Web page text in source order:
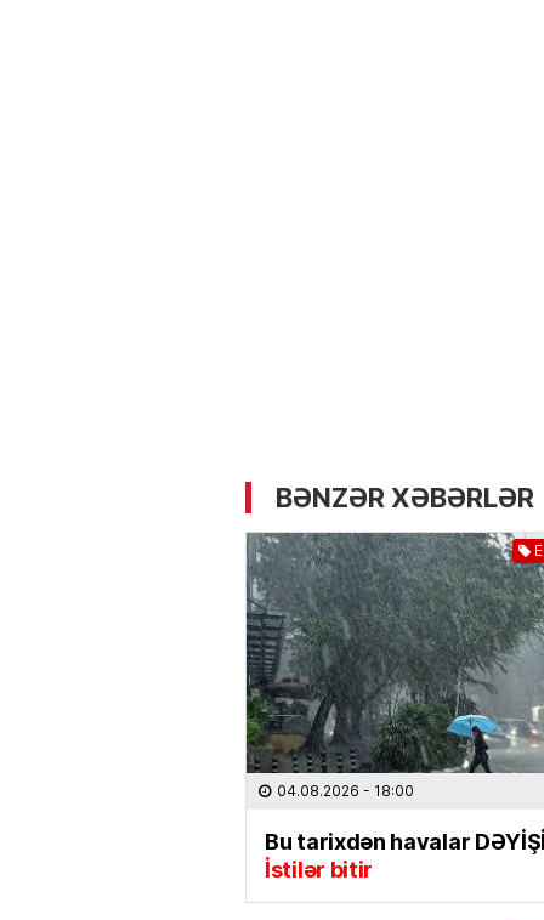
BƏNZƏR XƏBƏRLƏR
04.08.2026 - 18:00
Bu tarixdən havalar
İstilər bitir